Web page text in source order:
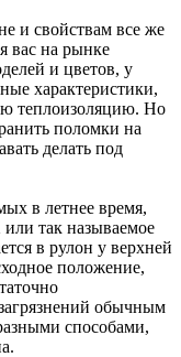
и свойствам все же
вас на рынке
и цветов, у
характеристики,
теплоизоляцию. Но
поломки на
делать под
в летнее время,
так называемое
в рулон у верхней
положение,
обычным
способами,